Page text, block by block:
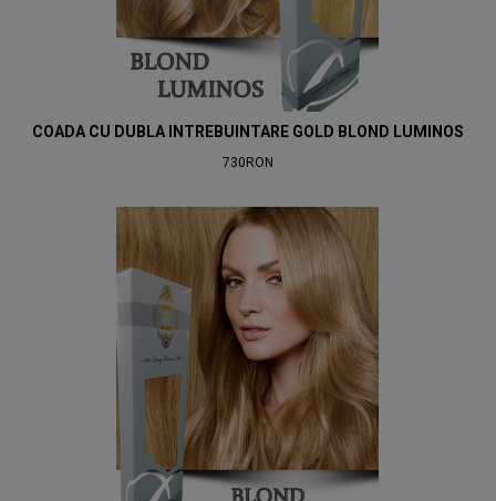
COADA CU DUBLA INTREBUINTARE GOLD BLOND LUMINOS
730RON